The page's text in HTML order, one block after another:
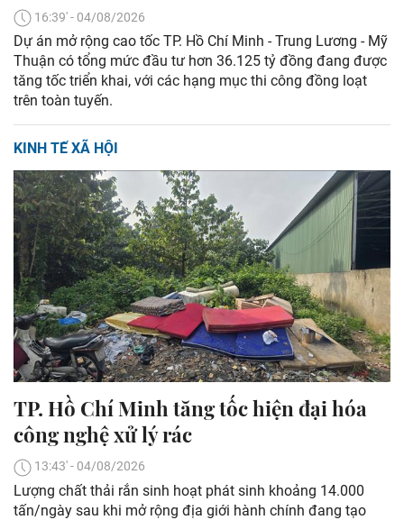
16:39' - 04/08/2026
Dự án mở rộng cao tốc TP. Hồ Chí Minh - Trung Lương - Mỹ
Thuận có tổng mức đầu tư hơn 36.125 tỷ đồng đang được
tăng tốc triển khai, với các hạng mục thi công đồng loạt
trên toàn tuyến.
KINH TẾ XÃ HỘI
TP. Hồ Chí Minh tăng tốc hiện đại hóa
công nghệ xử lý rác
13:43' - 04/08/2026
Lượng chất thải rắn sinh hoạt phát sinh khoảng 14.000
tấn/ngày sau khi mở rộng địa giới hành chính đang tạo